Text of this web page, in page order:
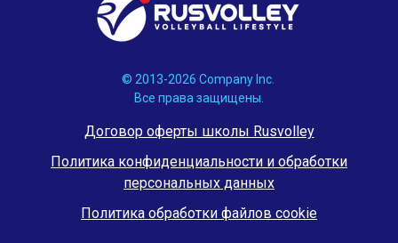
© 2013-2026 Company Inc.
Все права защищены.
Договор оферты школы Rusvolley
Политика конфиденциальности и обработки
персональных данных
Политика обработки файлов cookie